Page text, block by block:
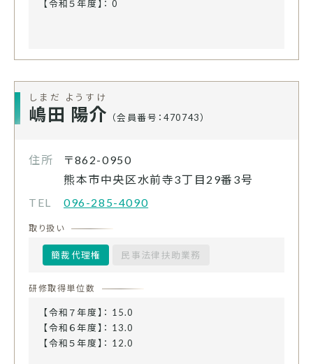
【令和５年度】： 0
嶋田 陽介
しまだ ようすけ
（会員番号：470743）
住所
〒862-0950
熊本市中央区水前寺3丁目29番3号
TEL
096-285-4090
取り扱い
簡裁代理権 民事法律扶助業務
研修取得単位数
【令和７年度】： 15.0
【令和６年度】： 13.0
【令和５年度】： 12.0